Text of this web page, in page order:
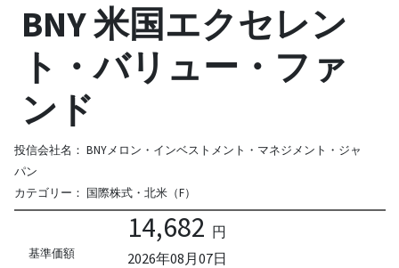
BNY 米国エクセレン
ト・バリュー・ファ
ンド
投信会社名： BNYメロン・インベストメント・マネジメント・ジャ
パン
カテゴリー： 国際株式・北米（F）
基準価額
14,682 円
2026年08月07日